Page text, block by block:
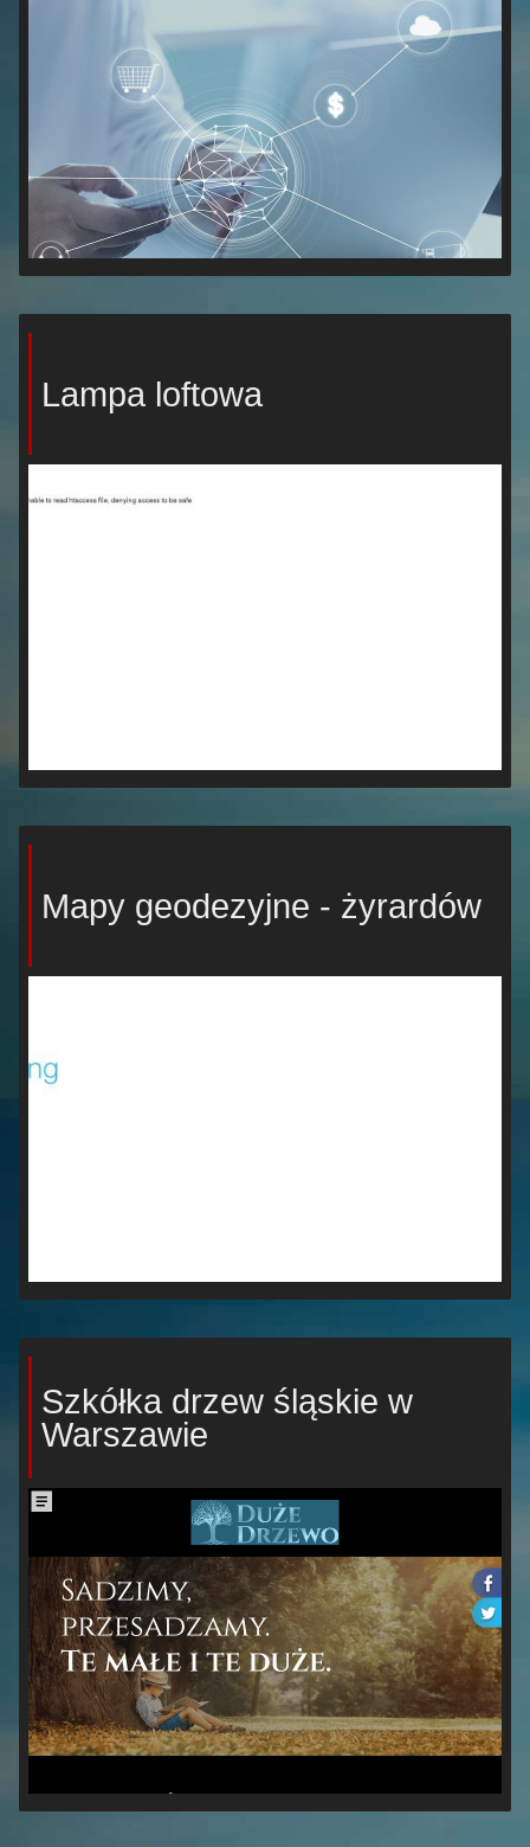
Lampa loftowa
Mapy geodezyjne - żyrardów
Szkółka drzew śląskie w
Warszawie